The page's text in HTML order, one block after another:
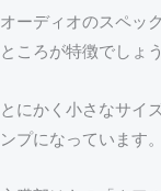
オーディオのスペッ
ところが特徴でしょう
とにかく小さなサイ
ンプになっています。